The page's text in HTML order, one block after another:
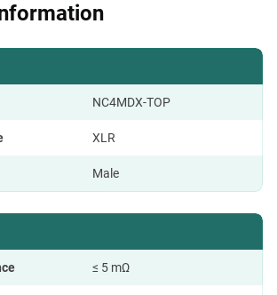
NC4MDX-TOP
XLR
Male
≤ 5 mΩ